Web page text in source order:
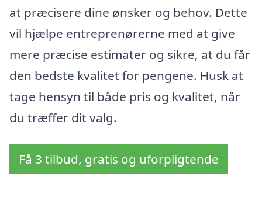
at præcisere dine ønsker og behov. Dette
vil hjælpe entreprenørerne med at give
mere præcise estimater og sikre, at du får
den bedste kvalitet for pengene. Husk at
tage hensyn til både pris og kvalitet, når
du træffer dit valg.
Få 3 tilbud, gratis og uforpligtende